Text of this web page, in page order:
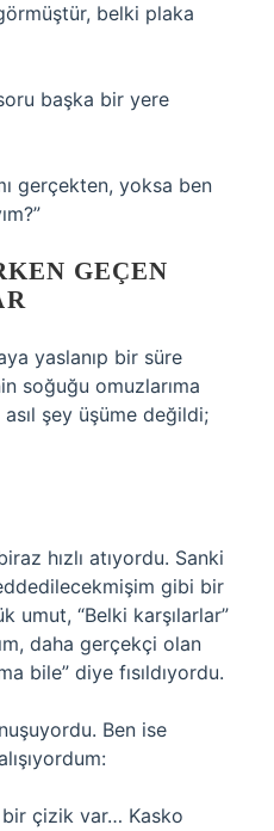
belki plaka
başka bir yere
gerçekten, yoksa ben
GEÇEN
yaslanıp bir süre
soğuğu omuzlarıma
şey üşüme değildi;
hızlı atıyordu. Sanki
gibi bir
umut, “Belki karşılarlar”
daha gerçekçi olan
bile” diye fısıldıyordu.
Ben ise
bir çizik var… Kasko